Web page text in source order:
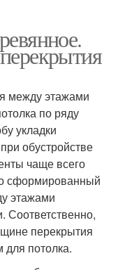
между этажами
по ряду
укладки
обустройстве
чаще всего
сформированный
этажами
Соответственно,
перекрытия
потолка.